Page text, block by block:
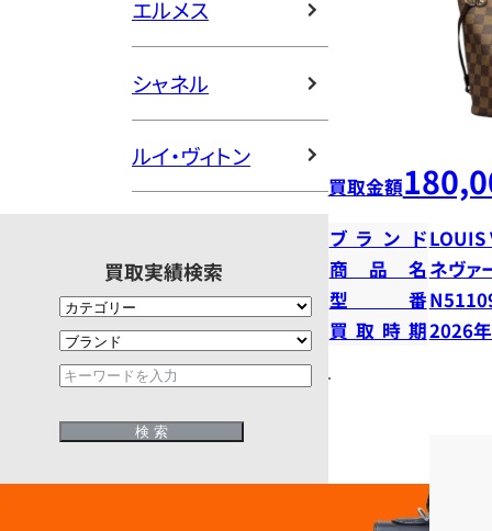
エルメス
シャネル
ルイ・ヴィトン
買取実績検索
買取金額
ブランドLOUIS
商品名 ネヴァ
型番
買取時期2026